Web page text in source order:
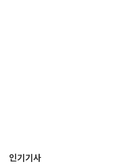
인기기사